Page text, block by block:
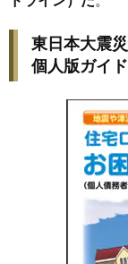
東日本大震
個人版ガイ